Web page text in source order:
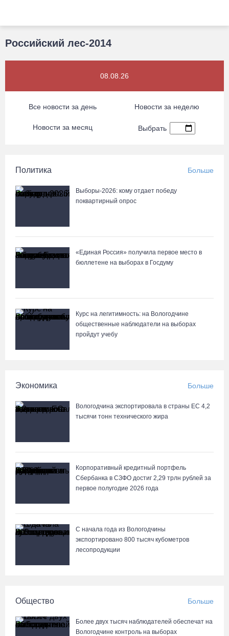
Российский лес-2014
08.08.26
Все новости за день Новости за неделю
Новости за месяц Выбрать
Политика Больше
Выборы-2026: кому отдает победу
поквартирный опрос
«Единая Россия» получила первое место в
бюллетене на выборах в Госдуму
Курс на легитимность: на Вологодчине
общественные наблюдатели на выборах
пройдут учебу
Экономика Больше
Вологодчина экспортировала в страны ЕС 4,2
тысячи тонн технического жира
Корпоративный кредитный портфель
Сбербанка в СЗФО достиг 2,29 трлн рублей за
первое полугодие 2026 года
С начала года из Вологодчины
экспортировано 800 тысяч кубометров
лесопродукции
Общество Больше
Более двух тысяч наблюдателей обеспечат на
Вологодчине контроль на выборах